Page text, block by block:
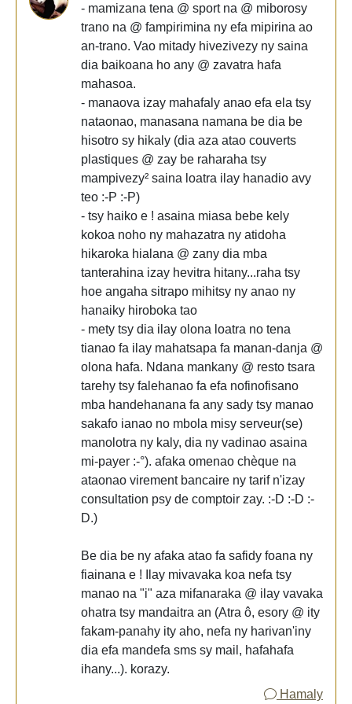
- mamizana tena @ sport na @ miborosy
trano na @ fampirimina ny efa mipirina ao
an-trano. Vao mitady hivezivezy ny saina
dia baikoana ho any @ zavatra hafa
mahasoa.
- manaova izay mahafaly anao efa ela tsy
nataonao, manasana namana be dia be
hisotro sy hikaly (dia aza atao couverts
plastiques @ zay be raharaha tsy
mampivezy² saina loatra ilay hanadio avy
teo :-P :-P)
- tsy haiko e ! asaina miasa bebe kely
kokoa noho ny mahazatra ny atidoha
hikaroka hialana @ zany dia mba
tanterahina izay hevitra hitany...raha tsy
hoe angaha sitrapo mihitsy ny anao ny
hanaiky hiroboka tao
- mety tsy dia ilay olona loatra no tena
tianao fa ilay mahatsapa fa manan-danja @
olona hafa. Ndana mankany @ resto tsara
tarehy tsy falehanao fa efa nofinofisano
mba handehanana fa any sady tsy manao
sakafo ianao no mbola misy serveur(se)
manolotra ny kaly, dia ny vadinao asaina
mi-payer :-°). afaka omenao chèque na
ataonao virement bancaire ny tarif n'izay
consultation psy de comptoir zay. :-D :-D :-
D.)
Be dia be ny afaka atao fa safidy foana ny
fiainana e ! Ilay mivavaka koa nefa tsy
manao na "i" aza mifanaraka @ ilay vavaka
ohatra tsy mandaitra an (Atra ô, esory @ ity
fakam-panahy ity aho, nefa ny harivan'iny
dia efa mandefa sms sy mail, hafahafa
ihany...). korazy.
Hamaly